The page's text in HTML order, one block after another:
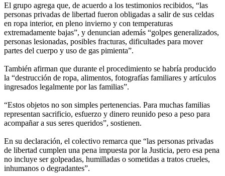
El grupo agrega que, de acuerdo a los testimonios recibidos, “las
personas privadas de libertad fueron obligadas a salir de sus celdas
en ropa interior, en pleno invierno y con temperaturas
extremadamente bajas”, y denuncian además “golpes generalizados,
personas lesionadas, posibles fracturas, dificultades para mover
partes del cuerpo y uso de gas pimienta”.
También afirman que durante el procedimiento se habría producido
la “destrucción de ropa, alimentos, fotografías familiares y artículos
ingresados legalmente por las familias”.
“Estos objetos no son simples pertenencias. Para muchas familias
representan sacrificio, esfuerzo y dinero reunido peso a peso para
acompañar a sus seres queridos”, sostienen.
En su declaración, el colectivo remarca que “las personas privadas
de libertad cumplen una pena impuesta por la Justicia, pero esa pena
no incluye ser golpeadas, humilladas o sometidas a tratos crueles,
inhumanos o degradantes”.